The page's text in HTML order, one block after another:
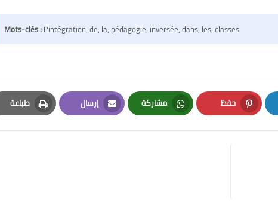
Mots-clés :L'intégration, de, la, pédagogie, inversée, dans, les, classes
حفظ
Pinterest
مشاركة
Whatsapp
إرسال
Email
طباعة
Print